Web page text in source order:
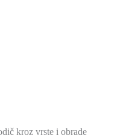
kroz vrste i obrade